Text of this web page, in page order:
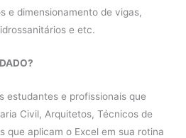
e dimensionamento de vigas,
e etc.
estudantes e profissionais que
Civil, Arquitetos, Técnicos de
que aplicam o Excel em sua rotina